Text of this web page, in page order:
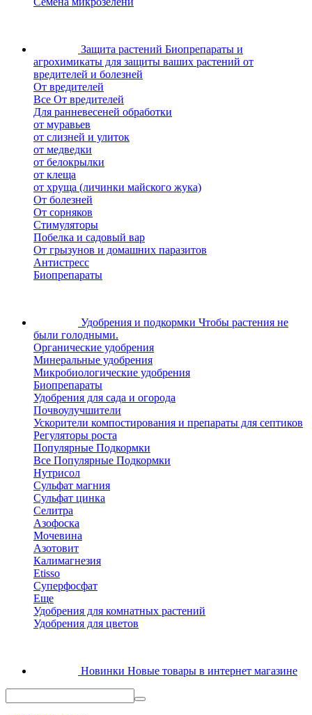
Защита растений Биопрепараты и
агрохимикаты для защиты ваших растений от
вредителей и болезней
От вредителей
Все От вредителей
Для ранневесеней обработки
от муравьев
от слизней и улиток
от медведки
от белокрылки
от клеща
от хруща (личинки майского жука)
От болезней
От сорняков
Стимуляторы
Побелка и садовый вар
От грызунов и домашних паразитов
Антистресс
Биопрепараты
Удобрения и подкормки Чтобы растения не
были голодными.
Органические удобрения
Минеральные удобрения
Микробиологические удобрения
Биопрепараты
Удобрения для сада и огорода
Почвоулучшители
Ускорители компостирования и препараты для септиков
Регуляторы роста
Популярные Подкормки
Все Популярные Подкормки
Нутрисол
Сульфат магния
Сульфат цинка
Селитра
Азофоска
Мочевина
Азотовит
Калимагнезия
Etisso
Суперфосфат
Еще
Удобрения для комнатных растений
Удобрения для цветов
Новинки Новые товары в интернет магазине